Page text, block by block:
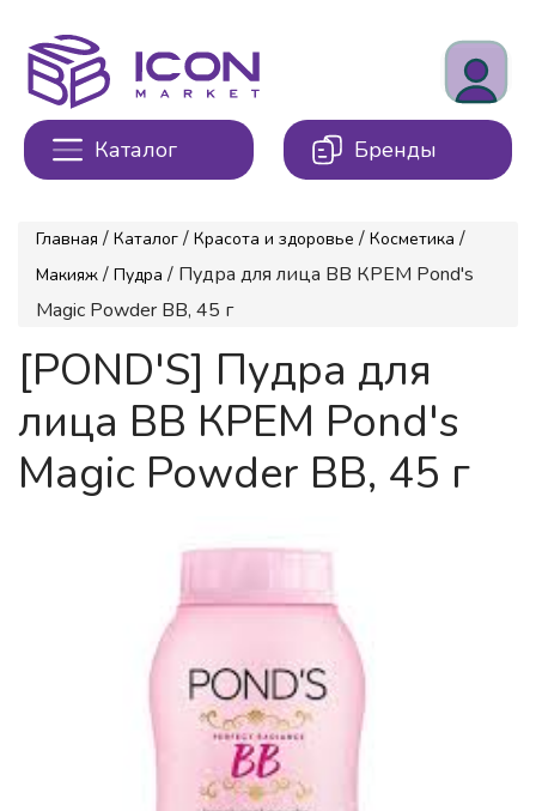
Каталог Бренды
Главная / Каталог / Красота и здоровье / Косметика /
Макияж / Пудра / Пудра для лица ВВ КРЕМ Pond's
Magic Powder BB, 45 г
[POND'S] Пудра для
лица ВВ КРЕМ Pond's
Magic Powder BB, 45 г